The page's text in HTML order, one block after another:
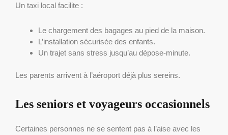
Un taxi local facilite :
Le chargement des bagages au pied de la maison.
L’installation sécurisée des enfants.
Un trajet sans stress jusqu’au dépose-minute.
Les parents arrivent à l’aéroport déjà plus sereins.
Les seniors et voyageurs occasionnels
Certaines personnes ne se sentent pas à l’aise avec les